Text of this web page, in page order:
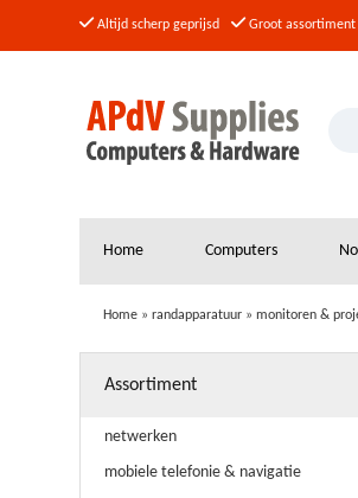
Altijd scherp geprijsd Groot assortiment
Home Computers
Home »randapparatuur »monitoren &
Assortiment
netwerken
mobiele telefonie & navigatie